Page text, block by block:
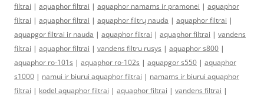
filtrai | aquaphor filtrai | aquaphor namams ir pramonei | aquaphor
filtrai | aquaphor filtrai | aquaphor filtrų nauda | aquaphor filtrai |
aquapgor filtrai ir nauda | aquaphor filtrai | aquaphor filtrai | vandens
filtrai | aquaphor filtrai | vandens filtru rusys | aquaphor s800 |
aquaphor ro-101s | aquaphor ro-102s | aquapgor s550 | aquaphor
s1000 | namui ir biurui aquaphor filtrai | namams ir biurui aquaphor
filtrai | kodel aquaphor filtrai | aquaphor filtrai | vandens filtrai |